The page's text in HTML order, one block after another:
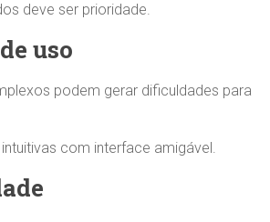
deve ser prioridade.
uso
podem gerar dificuldades para
com interface amigável.